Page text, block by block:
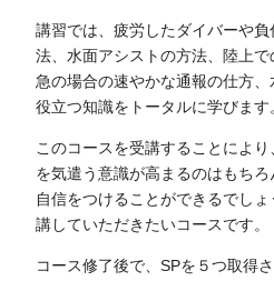
講習では、疲労したダイバーや
法、水面アシストの方法、陸上
急の場合の速やかな通報の仕方
役立つ知識をトータルに学びます
このコースを受講することによ
を気遣う意識が高まるのはもち
自信をつけることができるでし
講していただきたいコースです。
コース修了後で、SPを５つ取得